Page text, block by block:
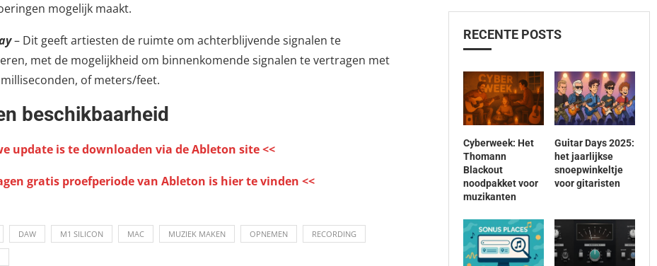
mogelijk maakt.
– Dit geeft artiesten de ruimte om achterblijvende signalen te
met de mogelijkheid om binnenkomende signalen te vertragen met
of meters/feet.
beschikbaarheid
update is te downloaden via de Ableton site <<
gratis proefperiode van Ableton is hier te vinden <<
DAW M1 SILICON MAC MUZIEK MAKEN OPNEMEN RECORDING
RECENTE POSTS
Cyberweek: Het
Thomann
Blackout
noodpakket voor
muzikanten
Guitar Days 2025:
het jaarlijkse
snoepwinkeltje
voor gitaristen